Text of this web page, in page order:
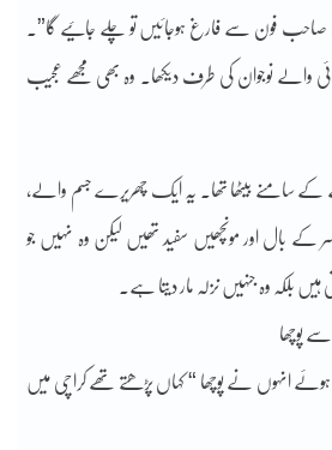
فون سے فارغ ہوجائیں تو چلے جائیے گا”۔
والے نوجوان کی طرف دیکھا۔ وہ بھی مجھے عجیب
کے سامنے بیٹھا تھا۔ یہ ایک چھریرے جسم والے،
اور مونچھیں سفید تھیں لیکن وہ نہیں جو
بلکہ وہ جنہیں نزلہ مار دیتا ہے۔
پوچھا
ہوئے انہوں نے پوچھا “ کہاں پڑھتے تھے کراچی میں